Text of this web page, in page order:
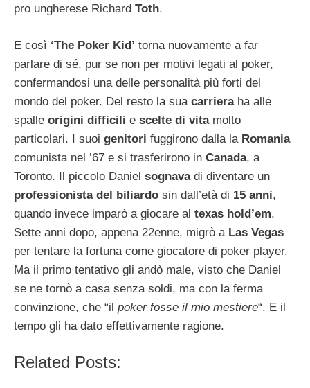
pro ungherese Richard Toth.
E così ‘The Poker Kid’ torna nuovamente a far
parlare di sé, pur se non per motivi legati al poker,
confermandosi una delle personalità più forti del
mondo del poker. Del resto la sua carrieraha alle
spalle origini difficili e scelte di vitamolto
particolari. I suoi genitori fuggirono dalla la Romania
comunista nel ’67 e si trasferirono in Canada, a
Toronto. Il piccolo Daniel sognavadi diventare un
professionista del biliardo sin dall’età di 15 anni,
quando invece imparò a giocare al texas hold’em.
Sette anni dopo, appena 22enne, migrò a Las Vegas
per tentare la fortuna come giocatore di poker player.
Ma il primo tentativo gli andò male, visto che Daniel
se ne tornò a casa senza soldi, ma con la ferma
convinzione, che “il poker fosse il mio mestiere“. E il
tempo gli ha dato effettivamente ragione.
Related Posts: